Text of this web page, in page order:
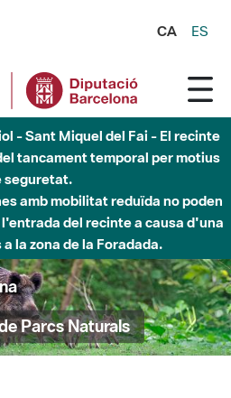
CA ES
- Sant Miquel del Fai - El recinte
tancament temporal per motius
seguretat.
amb mobilitat reduïda no poden
del recinte a causa d'una
la zona de la Foradada.
Parcs Naturals